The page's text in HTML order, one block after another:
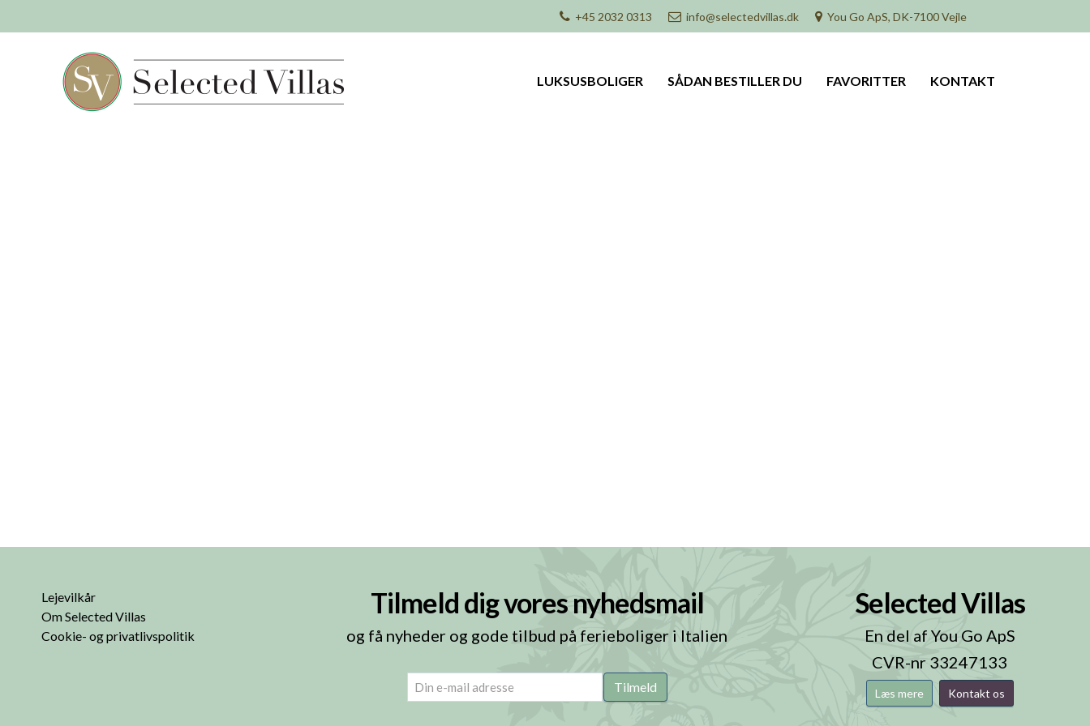
+45 2032 0313 info@selectedvillas.dk You Go ApS, DK-7100 Vejle
LUKSUSBOLIGER SÅDAN BESTILLER DU FAVORITTER KONTAKT
Lejevilkår
Om Selected Villas
Cookie- og privatlivspolitik
Tilmeld dig vores nyhedsmail
og få nyheder og gode tilbud på ferieboliger i Italien
email (Påkrævet) Tilmeld
Selected Villas
En del af You Go ApS
CVR-nr 33247133
Læs mere Kontakt os